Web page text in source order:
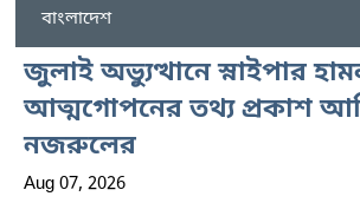
বাংলাদেশ
জুলাই অভ্যুত্থানে স্নাইপার
আত্মগোপনের তথ্য প্রকাশ
নজরুলের
Aug 07, 2026